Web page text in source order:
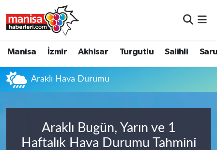
Manisa İzmir Akhisar Turgutlu Salihli
Araklı Hava Durumu
Araklı Bugün, Yarın ve 1
Haftalık Hava Durumu Tahmini
Akhisar
Turgutlu
Salihli
Manisa Nöbetçi Eczaneler
Manisa Namaz Vakitleri
Manisa Trafik Yoğunluk Haritası
Süper Lig Puan Durumu ve Fikstür